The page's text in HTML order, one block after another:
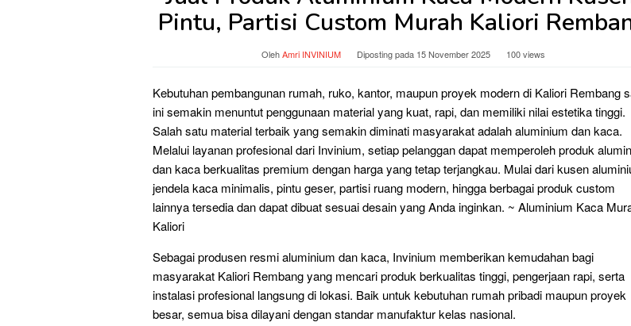
Pintu, Partisi Custom Murah Kaliori
OlehAmri INVINIUM Diposting pada 15 November 2025 100 views
Kebutuhan pembangunan rumah, ruko, kantor, maupun proyek modern di Kaliori Rembang
ini semakin menuntut penggunaan material yang kuat, rapi, dan memiliki nilai estetika tinggi.
Salah satu material terbaik yang semakin diminati masyarakat adalah aluminium dan kaca.
Melalui layanan profesional dari Invinium, setiap pelanggan dapat memperoleh produk
dan kaca berkualitas premium dengan harga yang tetap terjangkau. Mulai dari kusen
jendela kaca minimalis, pintu geser, partisi ruang modern, hingga berbagai produk custom
lainnya tersedia dan dapat dibuat sesuai desain yang Anda inginkan. ~ Aluminium Kaca
Kaliori
Sebagai produsen resmi aluminium dan kaca, Invinium memberikan kemudahan bagi
masyarakat Kaliori Rembang yang mencari produk berkualitas tinggi, pengerjaan rapi, serta
instalasi profesional langsung di lokasi. Baik untuk kebutuhan rumah pribadi maupun proyek
besar, semua bisa dilayani dengan standar manufaktur kelas nasional.